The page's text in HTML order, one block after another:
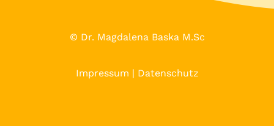
© Dr. Magdalena Baska M.Sc
Impressum | Datenschutz